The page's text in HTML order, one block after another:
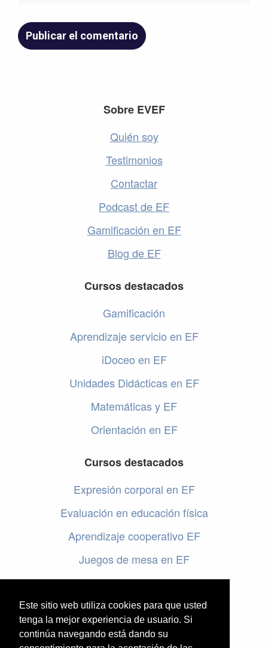
Este sitio web utiliza cookies para que usted
tenga la mejor experiencia de usuario. Si
continúa navegando está dando su
Sobre EVEF
Quién soy
Testimonios
Contactar
Podcast de EF
Gamificación en EF
Blog de EF
Cursos destacados
Gamificación
Aprendizaje servicio en EF
iDoceo en EF
Unidades Didácticas en EF
Matemáticas y EF
Orientación en EF
Cursos destacados
Expresión corporal en EF
Evaluación en educación física
Aprendizaje cooperativo EF
Juegos de mesa en EF
Programar en EF
Cursos online de educación física
Artículos destacados